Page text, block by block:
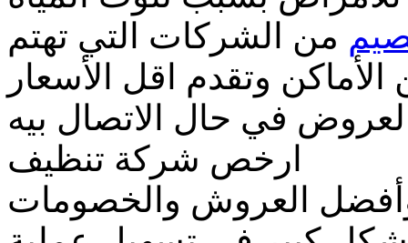
من الشركات التي تهتم
وتقدم اقل الأسعار
في حال الاتصال بيه
ارخص شركة تنظيف
العروش والخصومات